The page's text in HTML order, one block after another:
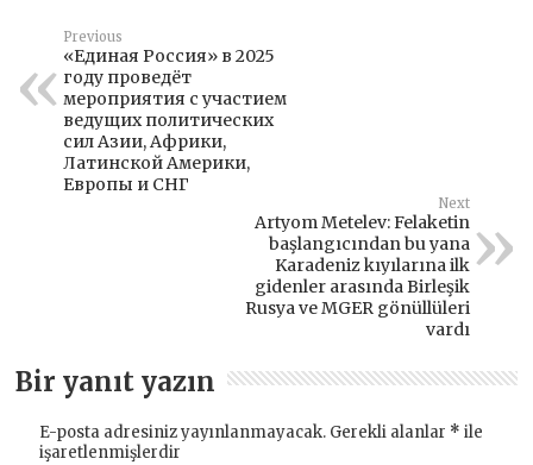
Previous
«Единая Россия» в 2025
году проведёт
мероприятия с участием
ведущих политических
сил Азии, Африки,
Латинской Америки,
Европы и СНГ
Next
Artyom Metelev: Felaketin
başlangıcından bu yana
Karadeniz kıyılarına ilk
gidenler arasında Birleşik
Rusya ve MGER gönüllüleri
vardı
Bir yanıt yazın
E-posta adresiniz yayınlanmayacak. Gerekli alanlar * ile
işaretlenmişlerdir